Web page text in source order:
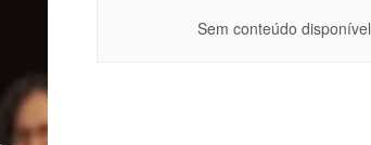
Sem conteúdo disponível